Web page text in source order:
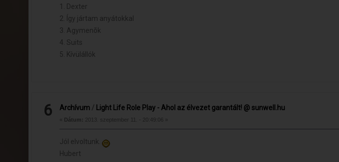
1. Dexter
2. Így jártam anyátokkal
3. Agymenõk
4. Suits
5. Kívülállók
6 Archívum / Light Life Role Play - Ahol az élvezet garantált! @ sunwell.hu
« Dátum: 2013. szeptember 11. - 20:49:06 »
Jól elvoltunk.
Hubert